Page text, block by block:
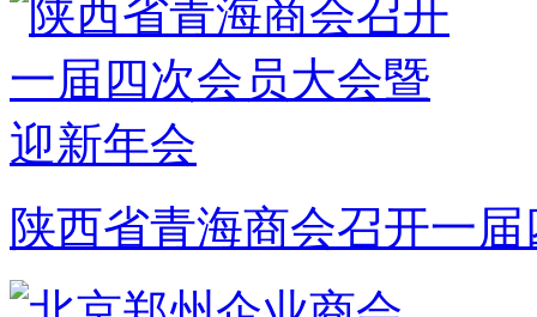
陕西省青海商会召开一